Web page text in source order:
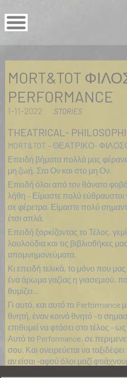
MORT&TOT
PERFORMANCE
1-11-2022 STORIES
THEATRICAL-
MORT&TOT – ΘΕΑΤΡΙΚΟ-
Επειδή βήματα πολλά μας
μη ζωή. Στο Ον και στο μη Ον.
Επειδή όλοι από τον θάνατο
λήθη – Είμαστε πολύ
σε φέρετρα. Είμαστε πολύ
έτσι απλά.
Επειδή ξορκίζοντας το Τέλος,
λουλούδια και τις βιβλιοθήκες
απομνημονεύματα.
Κι επειδή τελικά, το μόνο που
ένα άρωμα γαζίας η γιασεμιού,
θυμίζει…
Γι αυτό, και αυτό το Performance
θνητή, έναν κοινό θνητό –τι
επιθυμεί να φτάσει στο τέλος -
Αυτό το Performance, σε
σου. Και ονειρεύεται να
αν είσαι -αφού όλοι μαζί